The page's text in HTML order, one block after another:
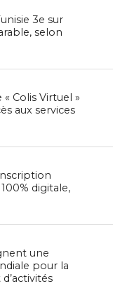
3e sur
selon
Colis Virtuel »
aux services
digitale,
une
pour la